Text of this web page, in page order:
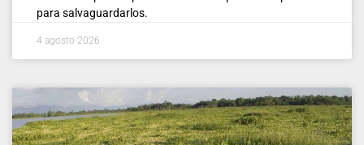
para salvaguardarlos.
4 agosto 2026